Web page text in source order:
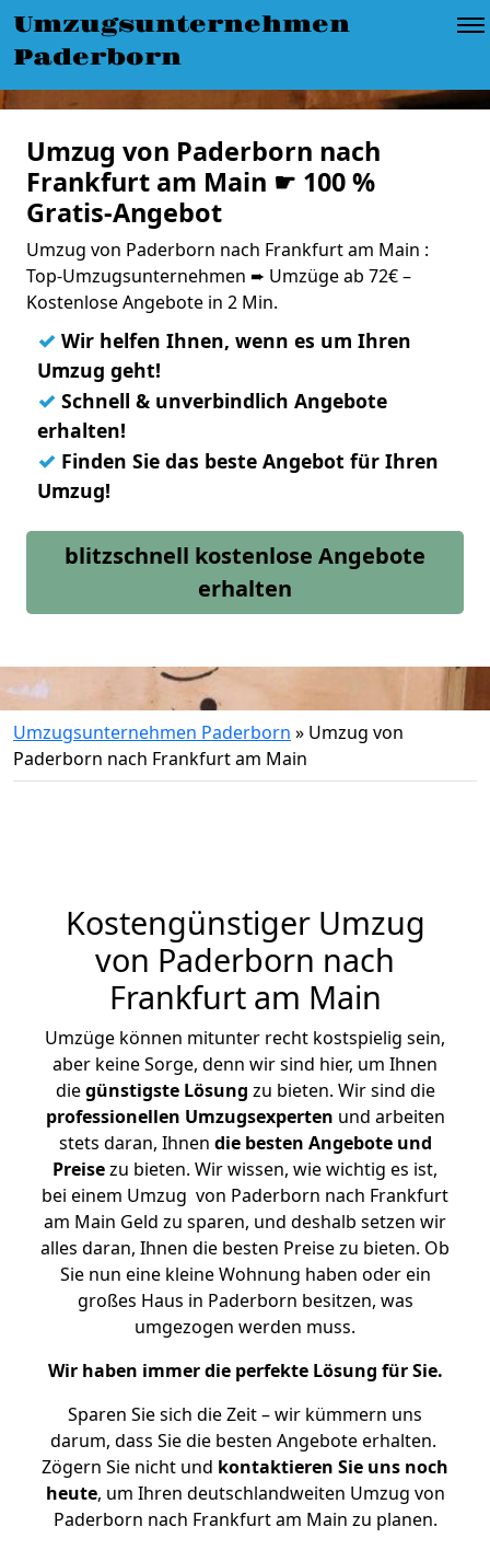
Umzugsunternehmen
Paderborn
Umzug von Paderborn nach
Frankfurt am Main ☛ 100 %
Gratis-Angebot
Umzug von Paderborn nach Frankfurt am Main :
Top-Umzugsunternehmen ➨ Umzüge ab 72€ –
Kostenlose Angebote in 2 Min.
✓ Wir helfen Ihnen, wenn es um Ihren
Umzug geht!
✓ Schnell & unverbindlich Angebote
erhalten!
✓ Finden Sie das beste Angebot für Ihren
Umzug!
blitzschnell kostenlose Angebote
erhalten
Umzugsunternehmen Paderborn » Umzug von
Paderborn nach Frankfurt am Main
Kostengünstiger Umzug
von Paderborn nach
Frankfurt am Main
Umzüge können mitunter recht kostspielig sein,
aber keine Sorge, denn wir sind hier, um Ihnen
diegünstigste Lösung zu bieten. Wir sind die
professionellen Umzugsexperten und arbeiten
stets daran, Ihnen die besten Angebote und
Preisezu bieten. Wir wissen, wie wichtig es ist,
bei einem Umzug von Paderborn nach Frankfurt
am Main Geld zu sparen, und deshalb setzen wir
alles daran, Ihnen die besten Preise zu bieten. Ob
Sie nun eine kleine Wohnung haben oder ein
großes Haus in Paderborn besitzen, was
umgezogen werden muss.
Wir haben immer die perfekte Lösung für Sie.
Sparen Sie sich die Zeit – wir kümmern uns
darum, dass Sie die besten Angebote erhalten.
Zögern Sie nicht und kontaktieren Sie uns noch
heute, um Ihren deutschlandweiten Umzug von
Paderborn nach Frankfurt am Main zu planen.